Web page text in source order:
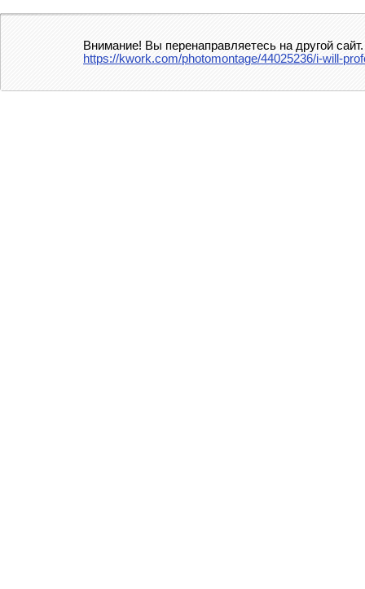
Внимание! Вы перенаправляетесь на другой
https://kwork.com/photomontage/44025236/i-will-